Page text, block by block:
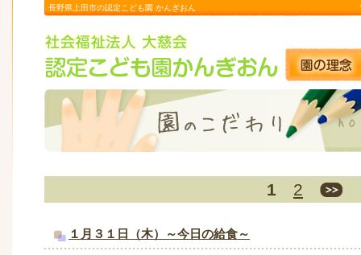
長野県上田市の認定こども園 かんぎおん
1 2
１月３１日（木）～今日の給食～